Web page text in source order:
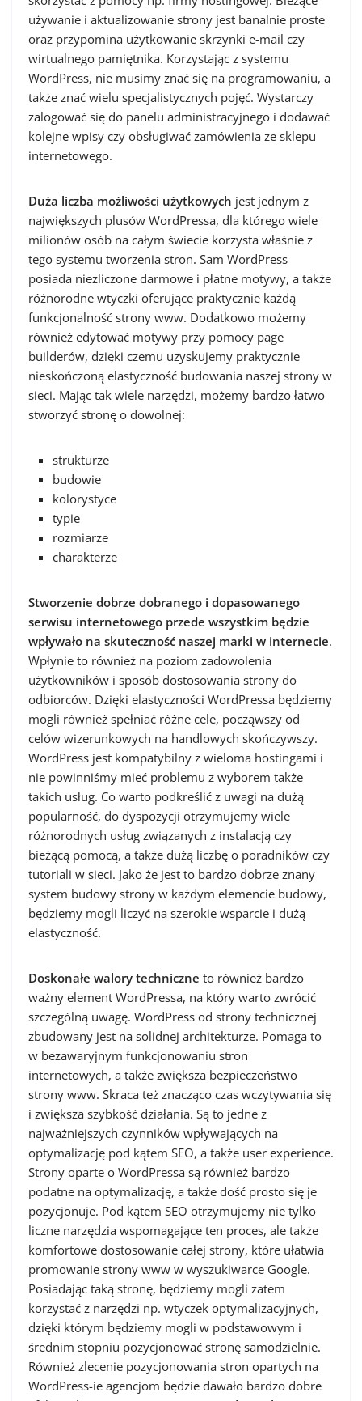
używanie i aktualizowanie strony jest banalnie proste
oraz przypomina użytkowanie skrzynki e-mail czy
wirtualnego pamiętnika. Korzystając z systemu
WordPress, nie musimy znać się na programowaniu, a
także znać wielu specjalistycznych pojęć. Wystarczy
zalogować się do panelu administracyjnego i dodawać
kolejne wpisy czy obsługiwać zamówienia ze sklepu
internetowego.
Duża liczba możliwości użytkowych jest jednym z
największych plusów WordPressa, dla którego wiele
milionów osób na całym świecie korzysta właśnie z
tego systemu tworzenia stron. Sam WordPress
posiada niezliczone darmowe i płatne motywy, a także
różnorodne wtyczki oferujące praktycznie każdą
funkcjonalność strony www. Dodatkowo możemy
również edytować motywy przy pomocy page
builderów, dzięki czemu uzyskujemy praktycznie
nieskończoną elastyczność budowania naszej strony w
sieci. Mając tak wiele narzędzi, możemy bardzo łatwo
stworzyć stronę o dowolnej:
strukturze
budowie
kolorystyce
typie
rozmiarze
charakterze
Stworzenie dobrze dobranego i dopasowanego
serwisu internetowego przede wszystkim będzie
wpływało na skuteczność naszej marki w internecie.
Wpłynie to również na poziom zadowolenia
użytkowników i sposób dostosowania strony do
odbiorców. Dzięki elastyczności WordPressa będziemy
mogli również spełniać różne cele, począwszy od
celów wizerunkowych na handlowych skończywszy.
WordPress jest kompatybilny z wieloma hostingami i
nie powinniśmy mieć problemu z wyborem także
takich usług. Co warto podkreślić z uwagi na dużą
popularność, do dyspozycji otrzymujemy wiele
różnorodnych usług związanych z instalacją czy
bieżącą pomocą, a także dużą liczbę o poradników czy
tutoriali w sieci. Jako że jest to bardzo dobrze znany
system budowy strony w każdym elemencie budowy,
będziemy mogli liczyć na szerokie wsparcie i dużą
elastyczność.
Doskonałe walory techniczne to również bardzo
ważny element WordPressa, na który warto zwrócić
szczególną uwagę. WordPress od strony technicznej
zbudowany jest na solidnej architekturze. Pomaga to
w bezawaryjnym funkcjonowaniu stron
internetowych, a także zwiększa bezpieczeństwo
strony www. Skraca też znacząco czas wczytywania się
i zwiększa szybkość działania. Są to jedne z
najważniejszych czynników wpływających na
optymalizację pod kątem SEO, a także user experience.
Strony oparte o WordPressa są również bardzo
podatne na optymalizację, a także dość prosto się je
pozycjonuje. Pod kątem SEO otrzymujemy nie tylko
liczne narzędzia wspomagające ten proces, ale także
komfortowe dostosowanie całej strony, które ułatwia
promowanie strony www w wyszukiwarce Google.
Posiadając taką stronę, będziemy mogli zatem
korzystać z narzędzi np. wtyczek optymalizacyjnych,
dzięki którym będziemy mogli w podstawowym i
średnim stopniu pozycjonować stronę samodzielnie.
Również zlecenie pozycjonowania stron opartych na
WordPress-ie agencjom będzie dawało bardzo dobre